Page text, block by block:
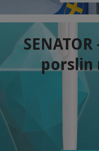
porslin